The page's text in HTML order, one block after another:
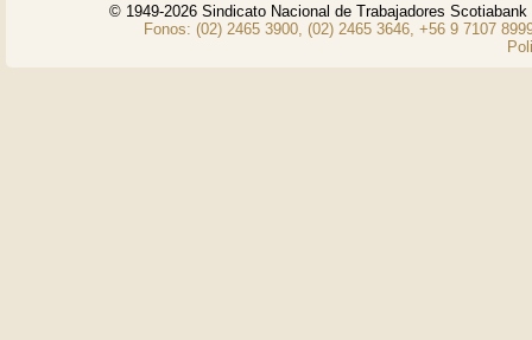
© 1949-2026 Sindicato Nacional de Trabajadores
Fonos: (02) 2465 3900, (02) 2465 3646, +56 9 7107